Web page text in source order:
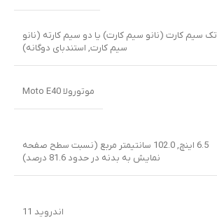
تک سیم کارت (نانو سیم کارت) یا دو سیم کارته (نانو
سیم کارت, استندبای دوگانه)
موتورولا Moto E40
6.5 اینچ, 102.0 سانتیمتر مربع (نسبت سطح صفحه
نمایش به بدنه در حدود 81.6 درصد)
اندروید 11